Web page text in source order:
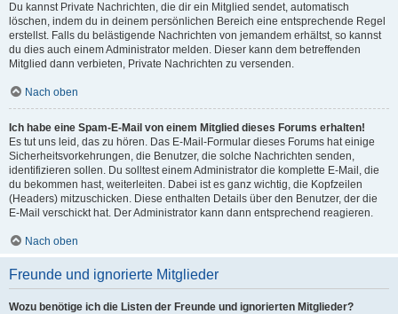
Du kannst Private Nachrichten, die dir ein Mitglied sendet, automatisch
löschen, indem du in deinem persönlichen Bereich eine entsprechende Regel
erstellst. Falls du belästigende Nachrichten von jemandem erhältst, so kannst
du dies auch einem Administrator melden. Dieser kann dem betreffenden
Mitglied dann verbieten, Private Nachrichten zu versenden.
Nach oben
Ich habe eine Spam-E-Mail von einem Mitglied dieses Forums erhalten!
Es tut uns leid, das zu hören. Das E-Mail-Formular dieses Forums hat einige
Sicherheitsvorkehrungen, die Benutzer, die solche Nachrichten senden,
identifizieren sollen. Du solltest einem Administrator die komplette E-Mail, die
du bekommen hast, weiterleiten. Dabei ist es ganz wichtig, die Kopfzeilen
(Headers) mitzuschicken. Diese enthalten Details über den Benutzer, der die
E-Mail verschickt hat. Der Administrator kann dann entsprechend reagieren.
Nach oben
Freunde und ignorierte Mitglieder
Wozu benötige ich die Listen der Freunde und ignorierten Mitglieder?